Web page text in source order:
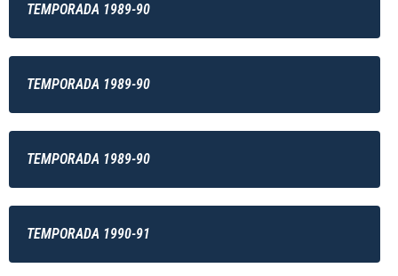
TEMPORADA 1989-90
TEMPORADA 1989-90
TEMPORADA 1989-90
TEMPORADA 1990-91